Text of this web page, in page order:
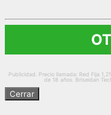
Publicidad. Precio llamada: Red Fija
de 18 años. Briseidan
Cerrar